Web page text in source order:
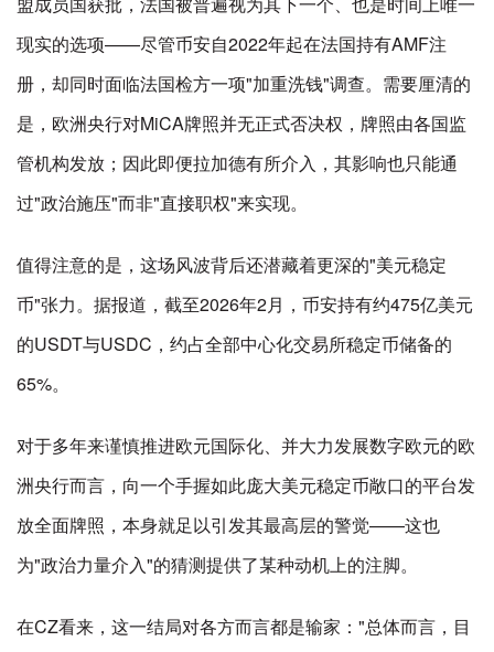
现实的选项——尽管币安自2022年起在法国持有AMF注
册，却同时面临法国检方一项"加重洗钱"调查。需要厘清的
是，欧洲央行对MiCA牌照并无正式否决权，牌照由各国监
管机构发放；因此即便拉加德有所介入，其影响也只能通
过"政治施压"而非"直接职权"来实现。
值得注意的是，这场风波背后还潜藏着更深的"美元稳定
币"张力。据报道，截至2026年2月，币安持有约475亿美元
的USDT与USDC，约占全部中心化交易所稳定币储备的
65%。
对于多年来谨慎推进欧元国际化、并大力发展数字欧元的欧
洲央行而言，向一个手握如此庞大美元稳定币敞口的平台发
放全面牌照，本身就足以引发其最高层的警觉——这也
为"政治力量介入"的猜测提供了某种动机上的注脚。
在CZ看来，这一结局对各方而言都是输家："总体而言，目